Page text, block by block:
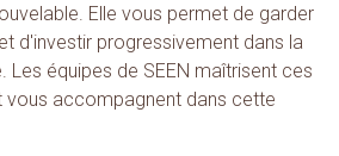
Elle vous permet de garder
d'investir progressivement dans la
Les équipes de SEEN maîtrisent ces
vous accompagnent dans cette